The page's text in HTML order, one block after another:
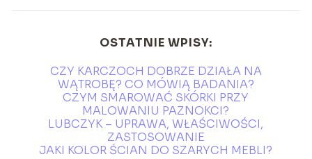
OSTATNIE WPISY:
CZY KARCZOCH DOBRZE DZIAŁA NA
WĄTROBĘ? CO MÓWIĄ BADANIA?
CZYM SMAROWAĆ SKÓRKI PRZY
MALOWANIU PAZNOKCI?
LUBCZYK – UPRAWA, WŁAŚCIWOŚCI,
ZASTOSOWANIE
JAKI KOLOR ŚCIAN DO SZARYCH MEBLI?